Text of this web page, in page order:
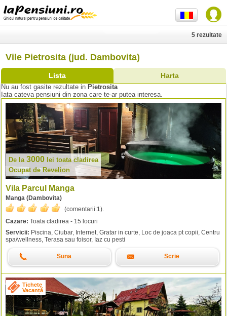
Vile Pietrosita (jud. Dambovita)
Lista Harta
5 rezultate
Nu au fost gasite rezultate in Pietrosita
Iata cateva pensiuni din zona care te-ar putea interesa.
De la 3000 lei toata cladirea
Ocupat de Revelion
Vila Parcul Manga
Manga (Dambovita)
(comentarii:1).
Cazare: Toata cladirea - 15 locuri
Servicii: Piscina, Ciubar, Internet, Gratar in curte, Loc de joaca pt copii, Centru
spa/wellness, Terasa sau foisor, Iaz cu pesti
Suna Scrie
Tichete
Vacanță